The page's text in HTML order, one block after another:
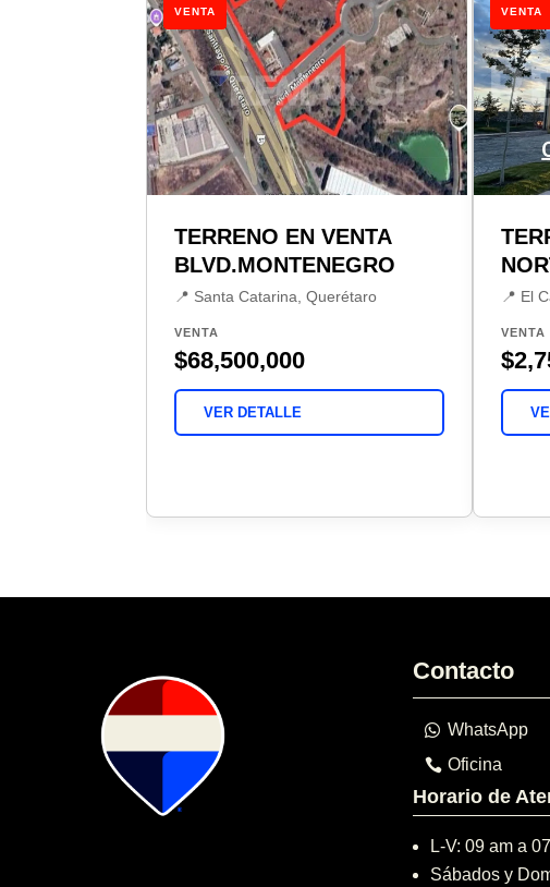
VENTA
TERRENO EN VENTA
BLVD.MONTENEGRO
📍 Santa Catarina, Querétaro
VENTA
$68,500,000
VER DETALLE
VENTA
📍 El
VENTA
Contacto
WhatsApp
Oficina
Horario de
L-V: 09 am a
Sábados y